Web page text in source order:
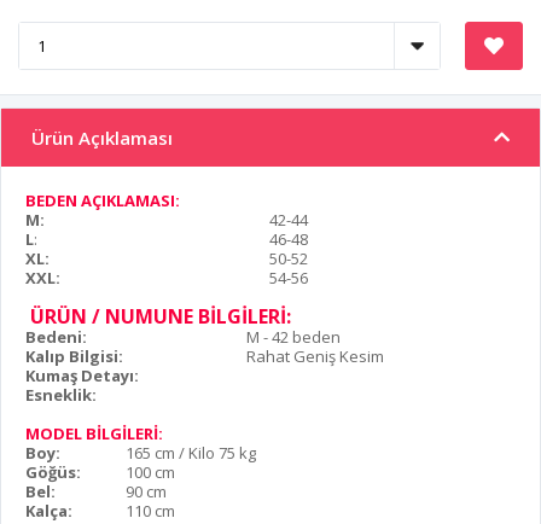
Ürün Açıklaması
BEDEN AÇIKLAMASI:
M:
42-44
L:
46-48
XL:
50-52
XXL:
54-56
ÜRÜN / NUMUNE BİLGİLERİ:
Bedeni:
M - 42 beden
Kalıp Bilgisi:
Rahat Geniş Kesim
Kumaş Detayı:
Esneklik:
MODEL BİLGİLERİ:
Boy:
165 cm / Kilo 75 kg
Göğüs:
100 cm
Bel:
90 cm
Kalça:
110 cm